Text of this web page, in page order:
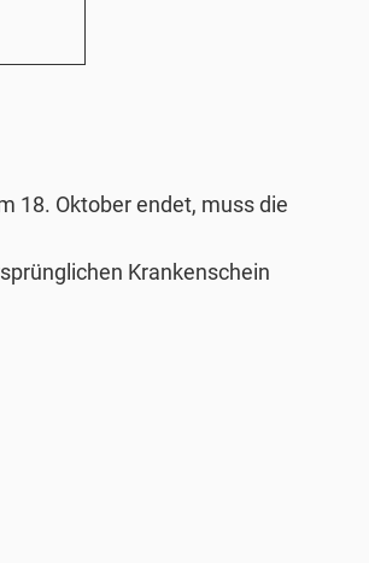
18. Oktober endet, muss die
Krankenschein